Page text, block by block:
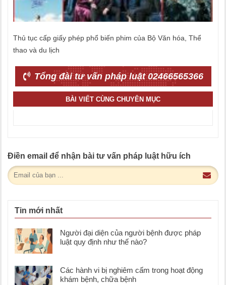
Thủ tục cấp giấy phép phổ biến phim của Bộ Văn hóa, Thể
thao và du lịch
Tổng đài tư vấn pháp luật 02466565366
BÀI VIẾT CÙNG CHUYÊN MỤC
Điền email để nhận bài tư vấn pháp luật hữu ích
Tin mới nhất
Người đại diện của người bệnh được pháp
luật quy định như thế nào?
Các hành vi bị nghiêm cấm trong hoạt động
khám bệnh, chữa bệnh